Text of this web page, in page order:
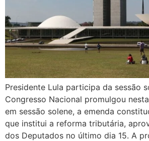
Presidente Lula participa da sessão
Congresso Nacional promulgou
em sessão solene, a emenda
que institui a reforma tributária,
dos Deputados no último dia 15. A